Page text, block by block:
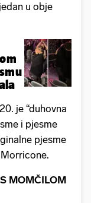
u obje
je “duhovna
i pjesme
pjesme
MOMČILOM